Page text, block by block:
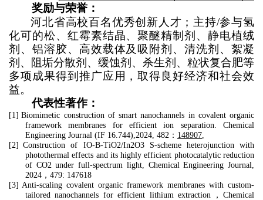
奖励与荣誉：
河北省高校百名优秀创新人才；主持/参与氢
化可的松、红霉素结晶、聚醚精制剂、静电植绒
剂、铝溶胶、高效载体及吸附剂、清洗剂、絮凝
剂、阻垢分散剂、缓蚀剂、杀生剂、粒状复合肥等
多项成果得到推广应用，取得良好经济和社会效
益。
代表性著作：
[1] Biomimetic construction of smart nanochannels in covalent organic
framework membranes for efficient ion separation. Chemical
Engineering Journal (IF 16.744),2024, 482 ： 148907,
[2]
Construction of IO-B-TiO2/In2O3 S-scheme heterojunction with
photothermal effects and its highly efficient photocatalytic reduction
of CO2 under full-spectrum light, Chemical Engineering Journal,
2024 ， 479: 147618
[3] Anti-scaling covalent organic framework membranes with custom-
tailored nanochannels for efficient lithium extraction ，Chemical